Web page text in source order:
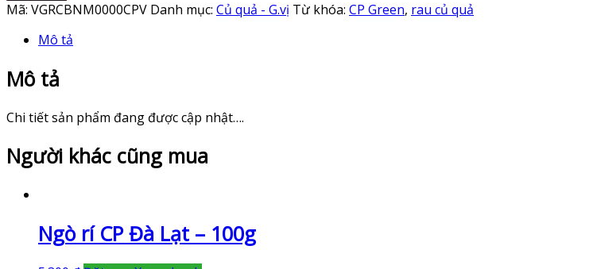
Mã: VGRCBNM0000CPV Danh mục: Củ quả - G.vị Từ khóa: CP Green, rau củ quả
Mô tả
Mô tả
Chi tiết sản phẩm đang được cập nhật….
Người khác cũng mua
Ngò rí CP Đà Lạt – 100g